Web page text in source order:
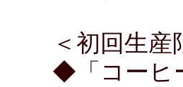
＜初回生
◆「コーヒ